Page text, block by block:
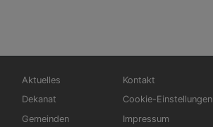
Hauptnavigation
Aktuelles
Dekanat
Gemeinden
Fußbereichsmenü
Kontakt
Cookie-Einstellungen
Impressum